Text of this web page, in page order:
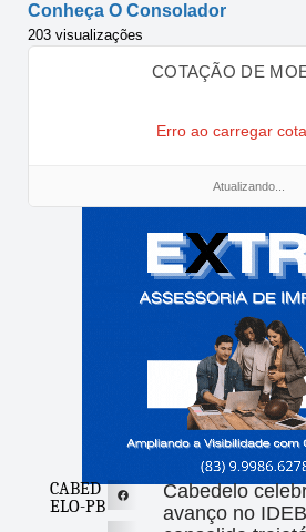
Conheça O Consolador
203 visualizações
COTAÇÃO DE
Erro ao carregar
Atualizando...
CABED
ELO-PB
Cabedelo
avanço no